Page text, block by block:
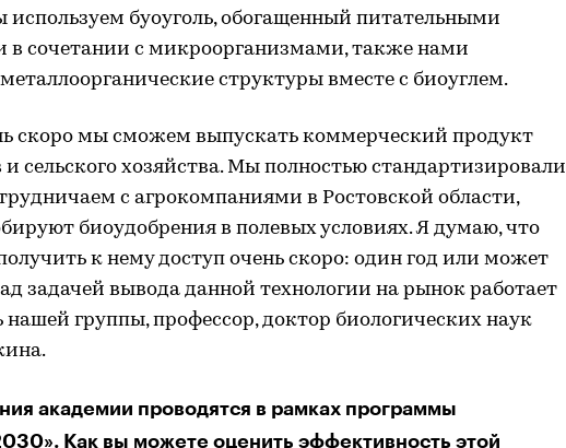
буоуголь, обогащенный питательными
в сочетании с микроорганизмами, также нами
структуры вместе с биоуглем.
скоро мы сможем выпускать коммерческий продукт
сельского хозяйства. Мы полностью стандартизировали
с агрокомпаниями в Ростовской области,
биоудобрения в полевых условиях. Я думаю, что
к нему доступ очень скоро: один год или может
задачей вывода данной технологии на рынок работает
нашей группы, профессор, доктор биологических наук
академии проводятся в рамках программы
Как вы можете оценить эффективность этой